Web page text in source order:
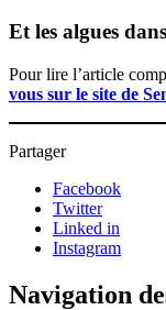
Et les algues
Pour lire l’article
vous sur le site de
Partager
Facebook
Twitter
Linked in
Instagram
Navigation